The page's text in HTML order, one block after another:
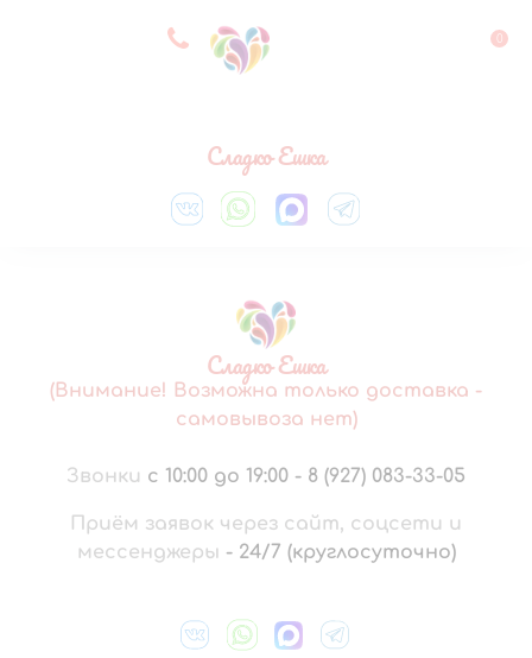
8 927 083 33 05 0
Сладко Ешка
Сладко Ешка
(Внимание! Возможна только доставка -
самовывоза нет)
Звонки с 10:00 до 19:00 - 8 (927) 083-33-05
Приём заявок через сайт, соцсети и
мессенджеры - 24/7 (круглосуточно)